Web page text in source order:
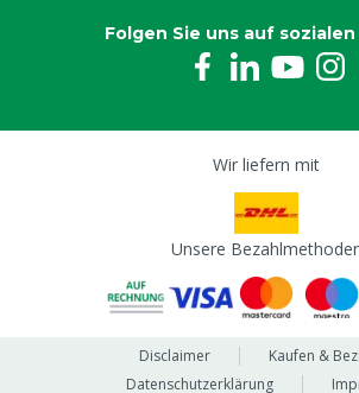
Folgen Sie uns auf
Wir liefern mit
Unsere
Disclaimer
Kaufen &
Datenschutzerklärung